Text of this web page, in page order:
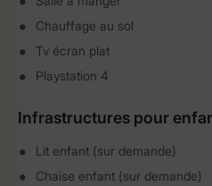
Chauffage au sol
Tv écran plat
Playstation 4
Infrastructures pour
Lit enfant (sur demande)
Chaise enfant (sur demande)